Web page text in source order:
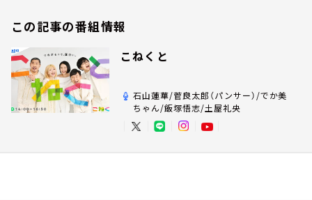
この記事の番組情報
こねくと
石山蓮華/菅良太郎（パンサー）/でか美
ちゃん/飯塚悟志/土屋礼央